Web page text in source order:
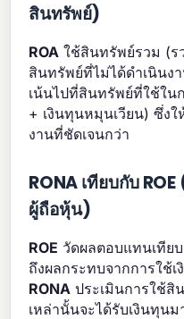
สินทรัพย์)
ROA ใช้สินทรัพย์รวม (ร
สินทรัพย์ที่ไม่ได้ดำเนินง
เน้นไปที่สินทรัพย์ที่ใช้ใน
+ เงินทุนหมุนเวียน) ซึ่ง
งานที่ชัดเจนกว่า
RONA เทียบกับ
ผู้ถือหุ้น)
ROE วัดผลตอบแทนเทีย
ถึงผลกระทบจากการใช้
RONA ประเมินการใช้สิ
เหล่านั้นจะได้รับเงินทุน